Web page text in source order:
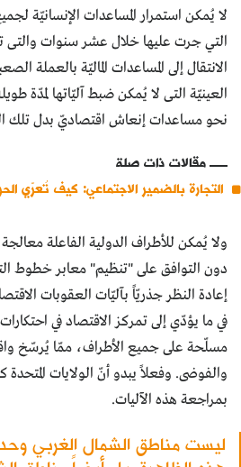
لا يُمكن استمرار المساعدات الإنسانيّة
التي جرت عليها خلال عشر سنوات والتى
الانتقال إلى المساعدات الماليّة بالعملة
العينيّة التى لا يُمكن ضبط آليّاتها لمدّة
نحو مساعدات إنعاش اقتصاديّ بدل تلك
مقالات ذات صلة
التجارة بالضمير الاجتماعي: كيف تُعرّي
ولا يُمكن للأطراف الدولية الفاعلة معالجة
دون التوافق على "تنظيم" معابر خطوط
إعادة النظر جذريّاً بآليّات العقوبات
في ما يؤدّي إلى تمركز الاقتصاد في
مسلّحة على جميع الأطراف، ممّا يُرسّخ
والفوضى. وفعلاً يبدو أنّ الولايات المتحدة
بمراجعة هذه الآليات.
ليست مناطق الشمال الغربي